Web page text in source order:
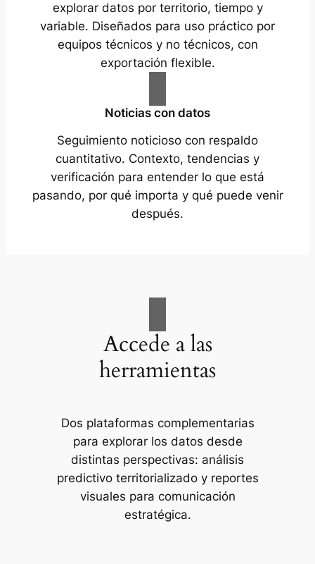
explorar datos por territorio, tiempo y
variable. Diseñados para uso práctico por
equipos técnicos y no técnicos, con
exportación flexible.
Noticias con datos
Seguimiento noticioso con respaldo
cuantitativo. Contexto, tendencias y
verificación para entender lo que está
pasando, por qué importa y qué puede venir
después.
Accede a las
herramientas
Dos plataformas complementarias
para explorar los datos desde
distintas perspectivas: análisis
predictivo territorializado y reportes
visuales para comunicación
estratégica.